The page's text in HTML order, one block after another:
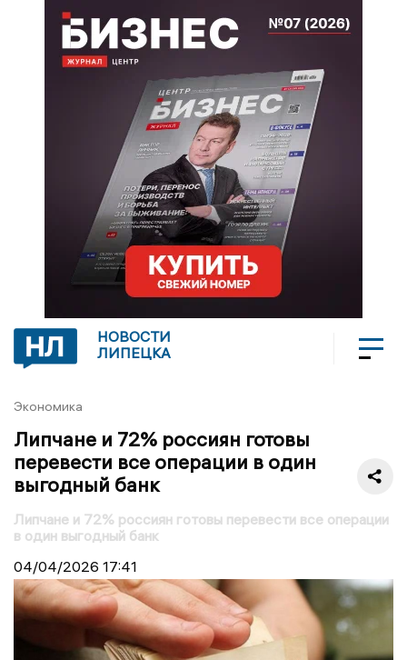
НОВОСТИ
ЛИПЕЦКА
Экономика
Липчане и 72% россиян готовы
перевести все операции в один
выгодный банк
Липчане и 72% россиян готовы перевести все операции
в один выгодный банк
04/04/2026 17:41